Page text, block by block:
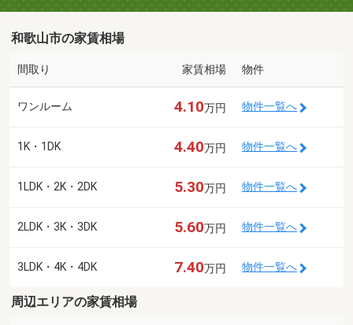
和歌山市の家賃相場
間取り 家賃相場 物件
ワンルーム 4.10万円 物件一覧へ
1K・1DK 4.40万円 物件一覧へ
1LDK・2K・2DK 5.30万円 物件一覧へ
2LDK・3K・3DK 5.60万円 物件一覧へ
3LDK・4K・4DK 7.40万円 物件一覧へ
周辺エリアの家賃相場